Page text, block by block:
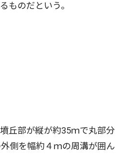
ものだという。
丘部が縦が約35ｍで丸部分
側を幅約４ｍの周溝が囲ん